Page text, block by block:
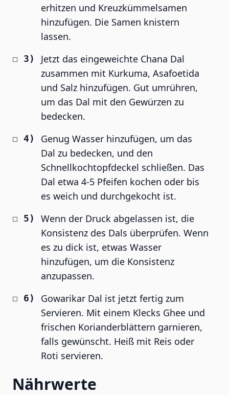
erhitzen und Kreuzkümmelsamen
hinzufügen. Die Samen knistern
lassen.
Jetzt das eingeweichte Chana Dal
zusammen mit Kurkuma, Asafoetida
und Salz hinzufügen. Gut umrühren,
um das Dal mit den Gewürzen zu
bedecken.
Genug Wasser hinzufügen, um das
Dal zu bedecken, und den
Schnellkochtopfdeckel schließen. Das
Dal etwa 4-5 Pfeifen kochen oder bis
es weich und durchgekocht ist.
Wenn der Druck abgelassen ist, die
Konsistenz des Dals überprüfen. Wenn
es zu dick ist, etwas Wasser
hinzufügen, um die Konsistenz
anzupassen.
Gowarikar Dal ist jetzt fertig zum
Servieren. Mit einem Klecks Ghee und
frischen Korianderblättern garnieren,
falls gewünscht. Heiß mit Reis oder
Roti servieren.
Nährwerte